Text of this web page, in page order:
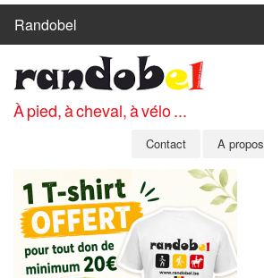
Randobel
CIRCUITS
CLUBS
MEMBRES
SE CONNECTER
INSCRIPTION GRATUITE
À pied, à cheval, à vélo ...
Contact A propos